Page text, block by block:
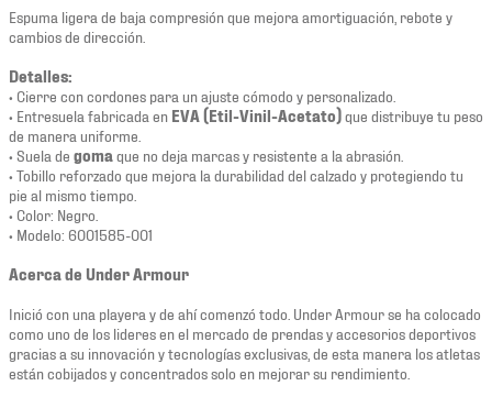
Espuma ligera de baja compresión que mejora amortiguación, rebote y
cambios de dirección.
Detalles:
• Cierre con cordones para un ajuste cómodo y personalizado.
• Entresuela fabricada en EVA (Etil-Vinil-Acetato)que distribuye tu peso
de manera uniforme.
• Suela de goma que no deja marcas y resistente a la abrasión.
• Tobillo reforzado que mejora la durabilidad del calzado y protegiendo tu
pie al mismo tiempo.
• Color: Negro.
• Modelo: 6001585-001
Acerca de Under Armour
Inició con una playera y de ahí comenzó todo. Under Armour se ha colocado
como uno de los lideres en el mercado de prendas y accesorios deportivos
gracias a su innovación y tecnologías exclusivas, de esta manera los atletas
están cobijados y concentrados solo en mejorar su rendimiento.